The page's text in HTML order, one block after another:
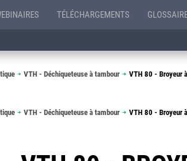
TÉLÉCHARGEMENTS
VTH - Déchiqueteuse à tambour VTH 80 - Broyeur
VTH - Déchiqueteuse à tambour VTH 80 - Broyeur